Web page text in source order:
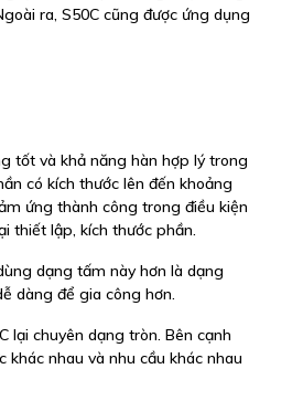
ra, S50C cũng được ứng dụng
tốt và khả năng hàn hợp lý trong
có kích thước lên đến khoảng
ứng thành công trong điều kiện
thiết lập, kích thước phần.
dạng tấm này hơn là dạng
dàng để gia công hơn.
lại chuyên dạng tròn. Bên cạnh
khác nhau và nhu cầu khác nhau